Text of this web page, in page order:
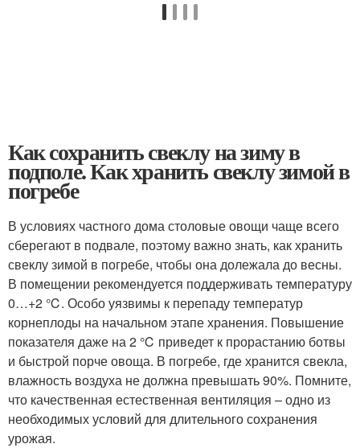
Как сохранить свеклу на зиму в
подполе. Как хранить свеклу зимой в
погребе
В условиях частного дома столовые овощи чаще всего
сберегают в подвале, поэтому важно знать, как хранить
свеклу зимой в погребе, чтобы она долежала до весны.
В помещении рекомендуется поддерживать температуру
0…+2 ℃. Особо уязвимы к перепаду температур
корнеплоды на начальном этапе хранения. Повышение
показателя даже на 2 ℃ приведет к прорастанию ботвы
и быстрой порче овоща. В погребе, где хранится свекла,
влажность воздуха не должна превышать 90%. Помните,
что качественная естественная вентиляция – одно из
необходимых условий для длительного сохранения
урожая.